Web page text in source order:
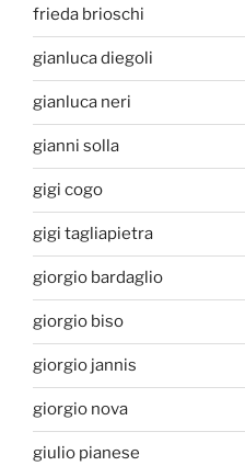
frieda brioschi
gianluca diegoli
gianluca neri
gianni solla
gigi cogo
gigi tagliapietra
giorgio bardaglio
giorgio biso
giorgio jannis
giorgio nova
giulio pianese